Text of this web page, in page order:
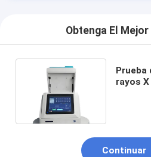
Obtenga El
Prueba
rayos X
Continuar